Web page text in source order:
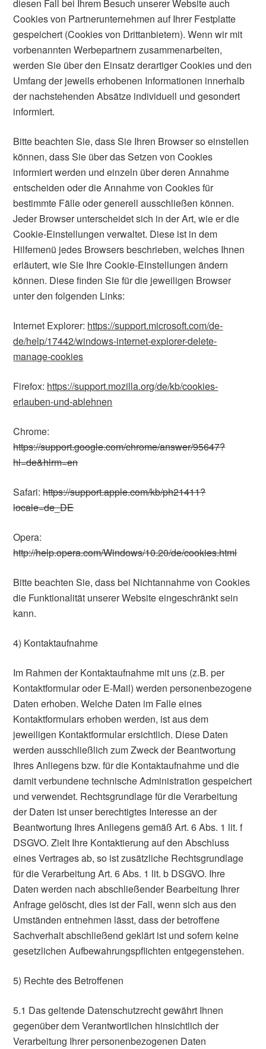
diesen Fall bei Ihrem Besuch unserer Website auch
Cookies von Partnerunternehmen auf Ihrer Festplatte
gespeichert (Cookies von Drittanbietern). Wenn wir mit
vorbenannten Werbepartnern zusammenarbeiten,
werden Sie über den Einsatz derartiger Cookies und den
Umfang der jeweils erhobenen Informationen innerhalb
der nachstehenden Absätze individuell und gesondert
informiert.
Bitte beachten Sie, dass Sie Ihren Browser so einstellen
können, dass Sie über das Setzen von Cookies
informiert werden und einzeln über deren Annahme
entscheiden oder die Annahme von Cookies für
bestimmte Fälle oder generell ausschließen können.
Jeder Browser unterscheidet sich in der Art, wie er die
Cookie-Einstellungen verwaltet. Diese ist in dem
Hilfemenü jedes Browsers beschrieben, welches Ihnen
erläutert, wie Sie Ihre Cookie-Einstellungen ändern
können. Diese finden Sie für die jeweiligen Browser
unter den folgenden Links:
Internet Explorer: https://support.microsoft.com/de-
de/help/17442/windows-internet-explorer-delete-
manage-cookies
Firefox: https://support.mozilla.org/de/kb/cookies-
erlauben-und-ablehnen
Chrome:
https://support.google.com/chrome/answer/95647?
hl=de&hlrm=en
Safari:https://support.apple.com/kb/ph21411?
locale=de_DE
Opera:
http://help.opera.com/Windows/10.20/de/cookies.html
Bitte beachten Sie, dass bei Nichtannahme von Cookies
die Funktionalität unserer Website eingeschränkt sein
kann.
4) Kontaktaufnahme
Im Rahmen der Kontaktaufnahme mit uns (z.B. per
Kontaktformular oder E-Mail) werden personenbezogene
Daten erhoben. Welche Daten im Falle eines
Kontaktformulars erhoben werden, ist aus dem
jeweiligen Kontaktformular ersichtlich. Diese Daten
werden ausschließlich zum Zweck der Beantwortung
Ihres Anliegens bzw. für die Kontaktaufnahme und die
damit verbundene technische Administration gespeichert
und verwendet. Rechtsgrundlage für die Verarbeitung
der Daten ist unser berechtigtes Interesse an der
Beantwortung Ihres Anliegens gemäß Art. 6 Abs. 1 lit. f
DSGVO. Zielt Ihre Kontaktierung auf den Abschluss
eines Vertrages ab, so ist zusätzliche Rechtsgrundlage
für die Verarbeitung Art. 6 Abs. 1 lit. b DSGVO. Ihre
Daten werden nach abschließender Bearbeitung Ihrer
Anfrage gelöscht, dies ist der Fall, wenn sich aus den
Umständen entnehmen lässt, dass der betroffene
Sachverhalt abschließend geklärt ist und sofern keine
gesetzlichen Aufbewahrungspflichten entgegenstehen.
5) Rechte des Betroffenen
5.1 Das geltende Datenschutzrecht gewährt Ihnen
gegenüber dem Verantwortlichen hinsichtlich der
Verarbeitung Ihrer personenbezogenen Daten